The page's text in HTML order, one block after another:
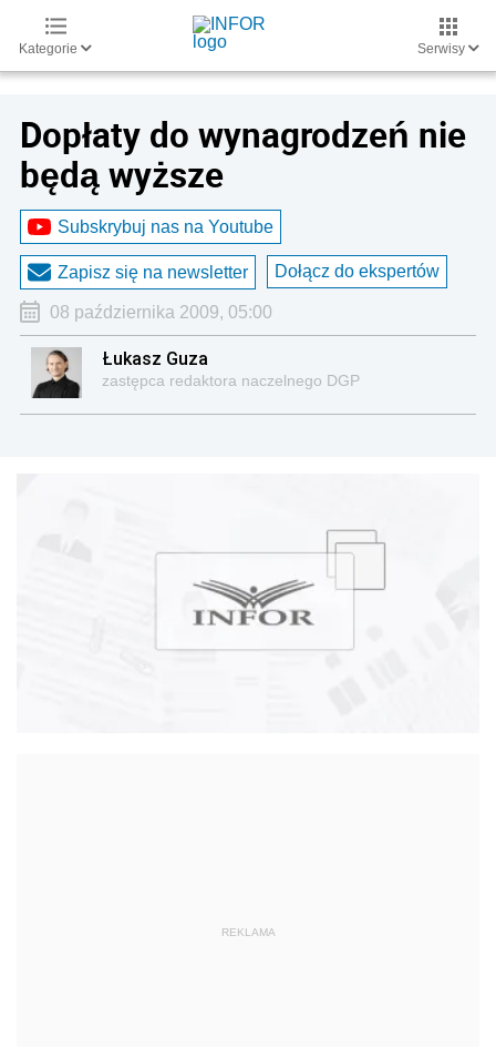
Kategorie Serwisy
Dopłaty do wynagrodzeń nie
będą wyższe
Subskrybuj nas na Youtube
Zapisz się na newsletter Dołącz do ekspertów
08 października 2009, 05:00
Łukasz Guza
zastępca redaktora naczelnego DGP